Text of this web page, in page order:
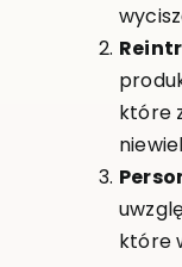
które
które